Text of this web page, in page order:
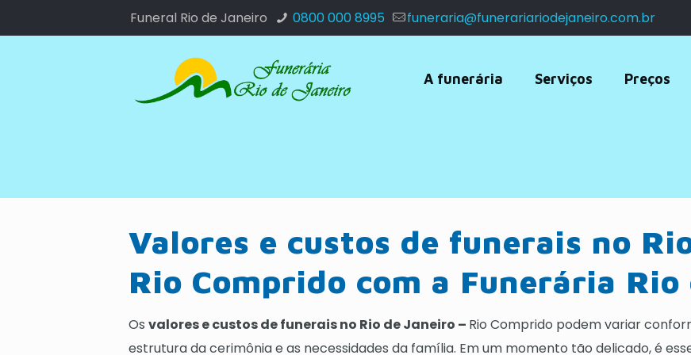
Funeral Rio de Janeiro 0800 000 8995 funeraria@funerariariodejaneiro.com.br
A funerária Serviços Preços
Valores e custos de funerais no
Rio Comprido com a Funerária
Osvalores e custos de funerais no Rio de Janeiro – Rio Comprido podem variar
estrutura da cerimônia e as necessidades da família. Em um momento tão delicado, é